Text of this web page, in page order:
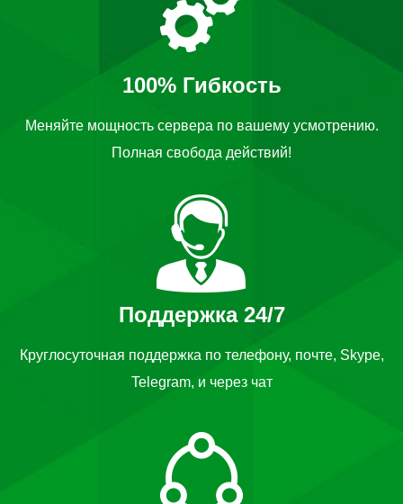
100% Гибкость
Меняйте мощность сервера по вашему усмотрению.
Полная свобода действий!
Поддержка 24/7
Круглосуточная поддержка по телефону, почте, Skype,
Telegram, и через чат